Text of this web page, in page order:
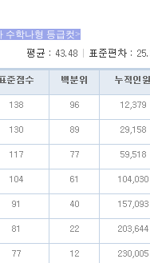
수학나형 등급컷>